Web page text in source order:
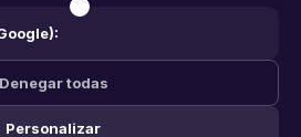
Denegar todas
Personalizar